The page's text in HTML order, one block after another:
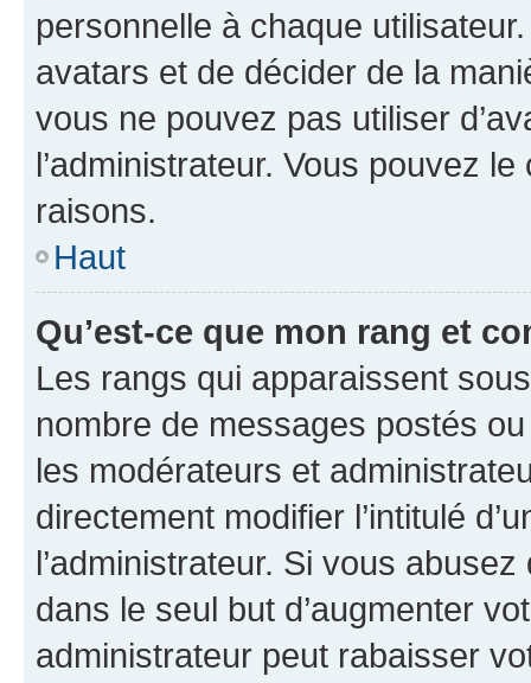
personnelle à chaque utilisateur.
avatars et de décider de la
vous ne pouvez pas utiliser
l’administrateur. Vous pouvez
raisons.
Haut
Qu’est-ce que mon rang et
Les rangs qui apparaissent
nombre de messages postés
les modérateurs et
directement modifier l’intitulé
l’administrateur. Si vous
dans le seul but d’augmenter
administrateur peut rabaisser